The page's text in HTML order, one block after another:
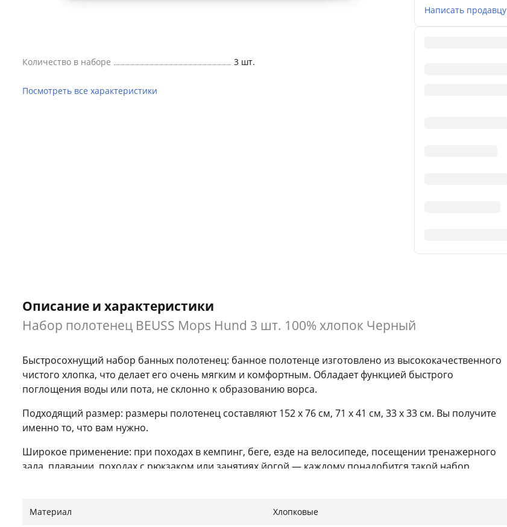
Количество в наборе 3 шт.
Посмотреть все характеристики
Написать продавцу
Описание и характеристики
Набор полотенец BEUSS Mops Hund 3 шт. 100% хлопок Черный
Быстросохнущий набор банных полотенец: банное полотенце изготовлено из высококачественного
чистого хлопка, что делает его очень мягким и комфортным. Обладает функцией быстрого
поглощения воды или пота, не склонно к образованию ворса.
Подходящий размер: размеры полотенец составляют 152 x 76 см, 71 x 41 см, 33 x 33 см. Вы получите
именно то, что вам нужно.
Широкое применение: при походах в кемпинг, беге, езде на велосипеде, посещении тренажерного
зала, плавании, походах с рюкзаком или занятиях йогой — каждому понадобится такой набор.
Материал Хлопковые